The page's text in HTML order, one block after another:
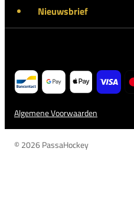
Nieuwsbrief
Algemene Voorwaarden
© 2026 PassaHockey